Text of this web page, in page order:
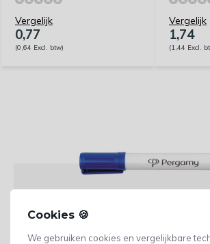
Cookies 🍪
We gebruiken cookies en vergelijkbare
Vergelijk
0,77
(0,64 Excl. btw)
Vergelijk
1,74
(1,44 Excl.